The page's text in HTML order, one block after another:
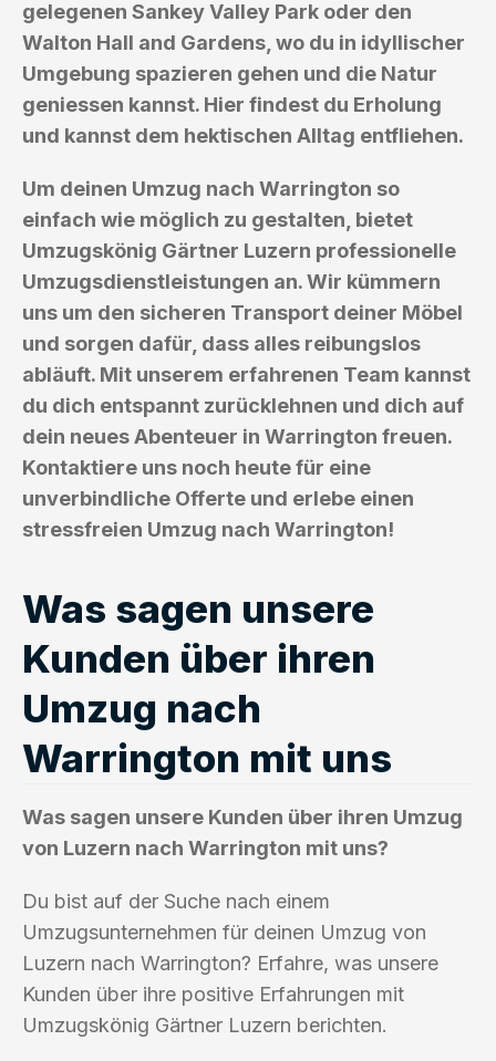
gelegenen Sankey Valley Park oder den
Walton Hall and Gardens, wo du in idyllischer
Umgebung spazieren gehen und die Natur
geniessen kannst. Hier findest du Erholung
und kannst dem hektischen Alltag entfliehen.
Um deinen Umzug nach Warrington so
einfach wie möglich zu gestalten, bietet
Umzugskönig Gärtner Luzern professionelle
Umzugsdienstleistungen an. Wir kümmern
uns um den sicheren Transport deiner Möbel
und sorgen dafür, dass alles reibungslos
abläuft. Mit unserem erfahrenen Team kannst
du dich entspannt zurücklehnen und dich auf
dein neues Abenteuer in Warrington freuen.
Kontaktiere uns noch heute für eine
unverbindliche Offerte und erlebe einen
stressfreien Umzug nach Warrington!
Was sagen unsere
Kunden über ihren
Umzug nach
Warrington mit uns
Was sagen unsere Kunden über ihren Umzug
von Luzern nach Warrington mit uns?
Du bist auf der Suche nach einem
Umzugsunternehmen für deinen Umzug von
Luzern nach Warrington? Erfahre, was unsere
Kunden über ihre positive Erfahrungen mit
Umzugskönig Gärtner Luzern berichten.